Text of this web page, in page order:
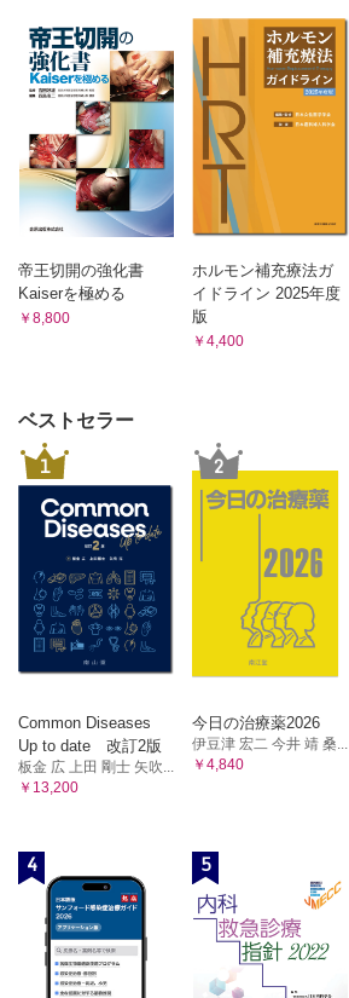
帝王切開の強化書
Kaiserを極める
￥8,800
ホルモン補充療法ガ
イドライン 2025年度
版
￥4,400
ベストセラー
1
Common Diseases
Up to date 改訂2版
板金 広 上田 剛士 矢吹...
￥13,200
2
今日の治療薬2026
伊豆津 宏二 今井 靖 桑...
￥4,840
4 5